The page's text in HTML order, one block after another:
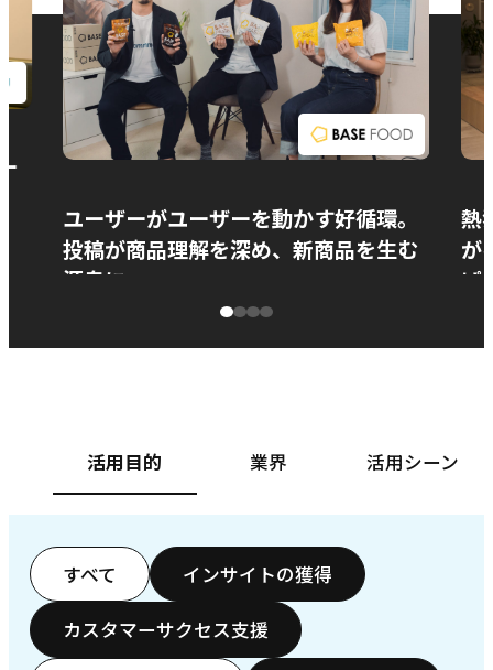
ユーザーがユーザーを動かす好循環。
投稿が商品理解を深め、新商品を生む
源泉に
熱
が
ぱ
活用目的 業界 活用シーン
すべて インサイトの獲得
カスタマーサクセス支援